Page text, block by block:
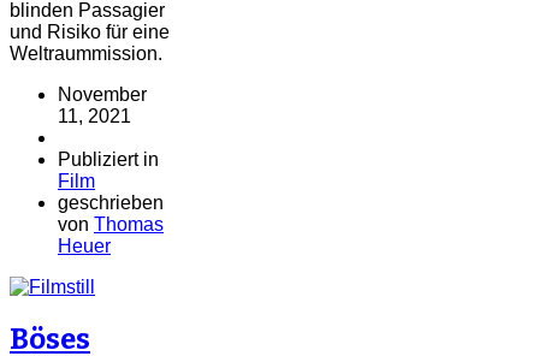
blinden Passagier
und Risiko für eine
Weltraummission.
November
11, 2021
Publiziert in
Film
geschrieben
von Thomas
Heuer
Böses